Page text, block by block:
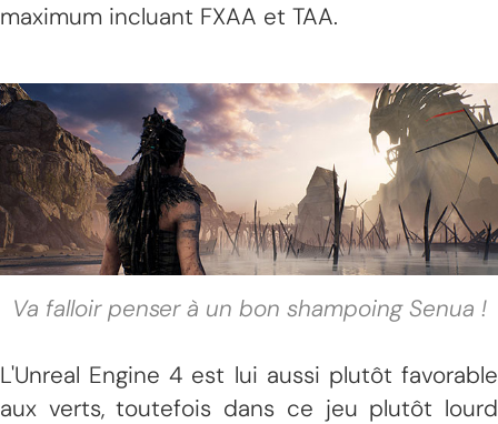
maximum incluant FXAA et TAA.
Va falloir penser à un bon shampoing Senua !
L'Unreal Engine 4 est lui aussi plutôt favorable
aux verts, toutefois dans ce jeu plutôt lourd